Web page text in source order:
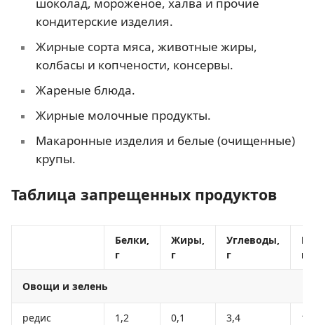
кондитерские изделия.
Жирные сорта мяса, животные жиры,
колбасы и копчености, консервы.
Жареные блюда.
Жирные молочные продукты.
Макаронные изделия и белые (очищенные)
крупы.
Таблица запрещенных продуктов
Белки,
г
Жиры,
г
Углеводы,
г
Овощи и зелень
редис 1,2 0,1 3,4 19